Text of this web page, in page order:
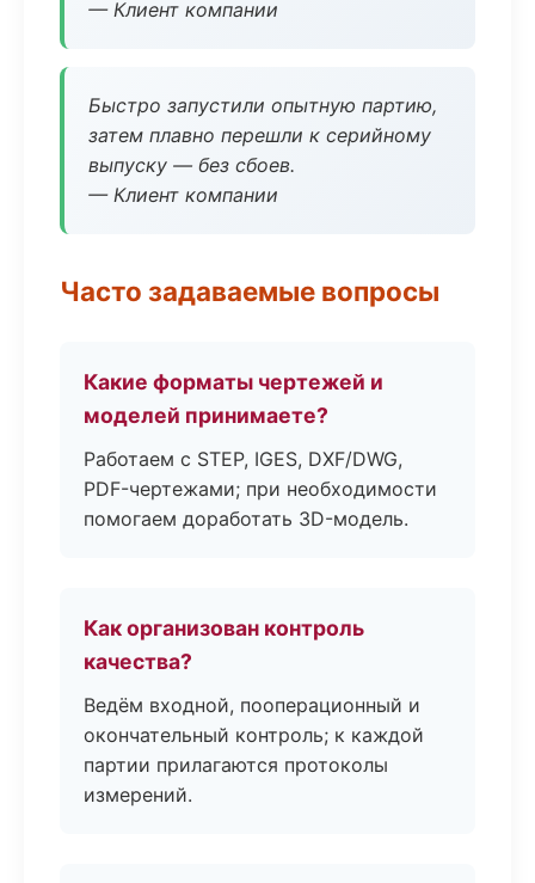
— Клиент компании
Быстро запустили опытную партию,
затем плавно перешли к серийному
выпуску — без сбоев.
— Клиент компании
Часто задаваемые вопросы
Какие форматы чертежей и
моделей принимаете?
Работаем с STEP, IGES, DXF/DWG,
PDF-чертежами; при необходимости
помогаем доработать 3D-модель.
Как организован контроль
качества?
Ведём входной, пооперационный и
окончательный контроль; к каждой
партии прилагаются протоколы
измерений.